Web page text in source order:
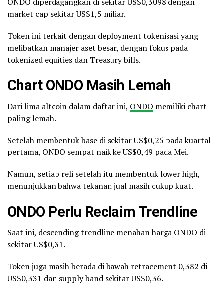
market cap sekitar US$1,5 miliar.
Token ini terkait dengan deployment tokenisasi yang
melibatkan manajer aset besar, dengan fokus pada
tokenized equities dan Treasury bills.
Chart ONDO Masih Lemah
Dari lima altcoin dalam daftar ini, ONDO memiliki chart
paling lemah.
Setelah membentuk base di sekitar US$0,25 pada kuartal
pertama, ONDO sempat naik ke US$0,49 pada Mei.
Namun, setiap reli setelah itu membentuk lower high,
menunjukkan bahwa tekanan jual masih cukup kuat.
ONDO Perlu Reclaim Trendline
Saat ini, descending trendline menahan harga ONDO di
sekitar US$0,31.
Token juga masih berada di bawah retracement 0,382 di
US$0,331 dan supply band sekitar US$0,36.